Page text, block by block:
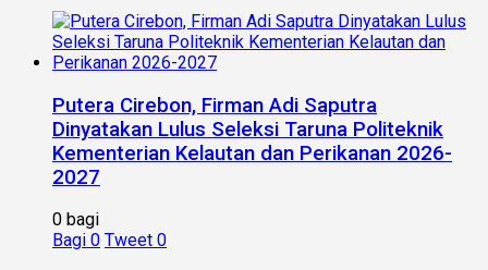
Putera Cirebon, Firman Adi Saputra
Dinyatakan Lulus Seleksi Taruna Politeknik
Kementerian Kelautan dan Perikanan 2026-
2027
0 bagi
Bagi 0 Tweet 0